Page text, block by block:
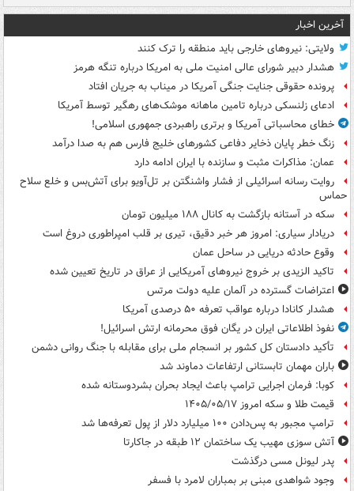
آخرین اخبار
ولایتی: نیروهای خارجی باید منطقه را ترک کنند
هشدار دبیر شورای عالی امنیت ملی به امریکا درباره تنگه هرمز
پرونده حقوقی جنایت جنگی آمریکا در میناب به جریان افتاد
ادعای زلنسکی درباره تامین ماهانه موشک‌های رهگیر توسط آمریکا
خطای محاسباتی آمریکا و برتری راهبردی جمهوری اسلامی!
زنگ خطر پایان ذخایر دفاعی کشورهای خلیج فارس هم به صدا درآمد
عمان: مذاکرات مثبت و سازنده با ایران ادامه دارد
روایت رسانه اسرائیلی از فشار واشنگتن بر تل‌آویو برای آتش‌بس و خلع سلاح
حماس
سکه در آستانه بازگشت به کانال ۱۸۸ میلیون تومان
دریادار سیاری: امروز هر خبر دقیق، تیری بر قلب امپراطوری دروغ است
وقوع حادثه دریایی در ساحل عمان
تاکید الزیدی بر خروج نیروهای آمریکایی از عراق در تاریخ تعیین شده
اعتراضات گسترده در آلمان علیه دولت مرتس
هشدار کانادا درباره عواقب تعرفه ۵۰ درصدی آمریکا
نفوذ اطلاعاتی ایران در یگان فوق محرمانه ارتش اسرائیل!
تأکید دادستان کل کشور بر انسجام ملی برای مقابله با جنگ روانی دشمن
باران مهمان تابستانی ارتفاعات دماوند شد
کوبا: فرمان اجرایی ترامپ باعث ایجاد بحران بشردوستانه شده
قیمت طلا و سکه امروز ۱۴۰۵/۰۵/۱۷
ترامپ مجبور به پس‌دادن ۱۰۰ میلیارد دلار از پول تعرفه‌ها شد
آتش سوزی مهیب یک ساختمان ۱۲ طبقه در جاکارتا
پدر لیونل مسی درگذشت
وجود شواهدی مبنی بر بمباران لامرد با فسفر